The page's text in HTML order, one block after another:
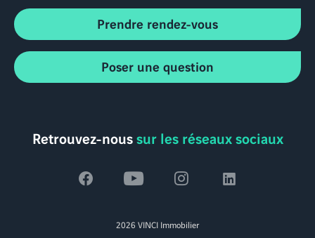
Prendre rendez-vous
Poser une question
Retrouvez-noussur les réseaux sociaux
Voir
Voir
page
Voir
page
Voir
2026 VINCI Immobilier